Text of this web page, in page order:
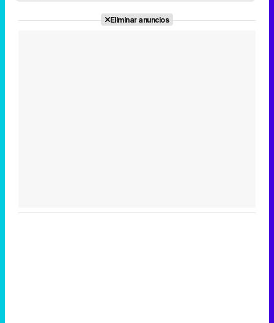
Eliminar anuncios